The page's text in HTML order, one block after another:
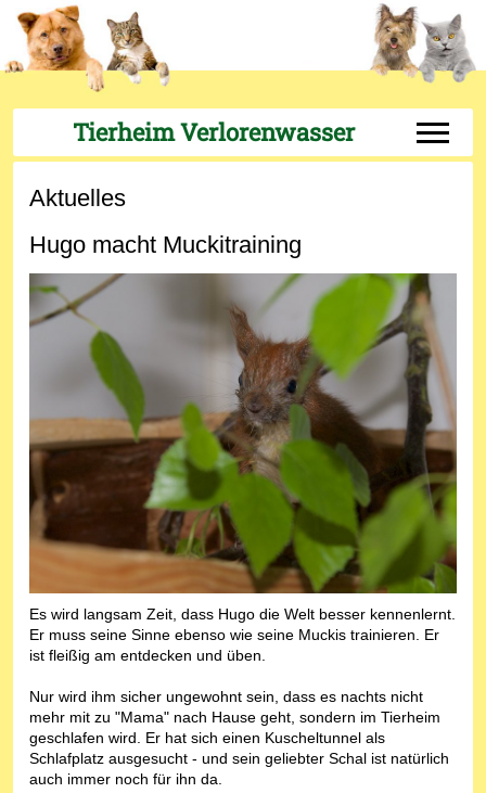
Tierheim Verlorenwasser Off-
Aktuelles
Hugo macht Muckitraining
Es wird langsam Zeit, dass Hugo die Welt besser kennenlernt.
Er muss seine Sinne ebenso wie seine Muckis trainieren. Er
ist fleißig am entdecken und üben.
Nur wird ihm sicher ungewohnt sein, dass es nachts nicht
mehr mit zu "Mama" nach Hause geht, sondern im Tierheim
geschlafen wird. Er hat sich einen Kuscheltunnel als
Schlafplatz ausgesucht - und sein geliebter Schal ist natürlich
auch immer noch für ihn da.